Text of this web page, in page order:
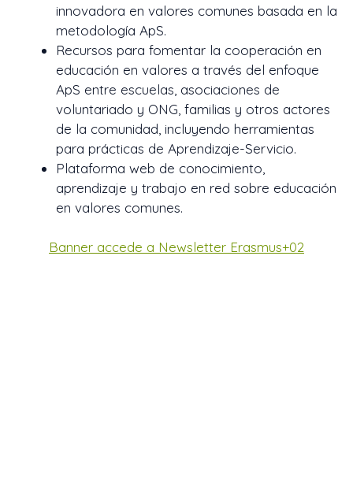
innovadora en valores comunes basada en la
metodología ApS.
Recursos para fomentar la cooperación en
educación en valores a través del enfoque
ApS entre escuelas, asociaciones de
voluntariado y ONG, familias y otros actores
de la comunidad, incluyendo herramientas
para prácticas de Aprendizaje-Servicio.
Plataforma web de conocimiento,
aprendizaje y trabajo en red sobre educación
en valores comunes.
Banner accede a Newsletter Erasmus+02